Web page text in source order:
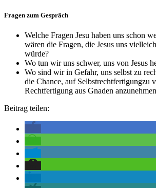
Fragen zum Gespräch
Welche Fragen Jesu haben uns schon
wären die Fragen, die Jesus uns
würde?
Wo tun wir uns schwer, uns von Jesus
Wo sind wir in Gefahr, uns selbst zu
die Chance, auf Selbstrechtfertigungzu
Rechtfertigung aus Gnaden
Beitrag teilen: